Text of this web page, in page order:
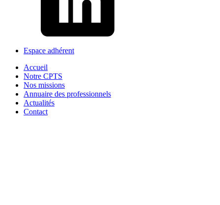
Espace adhérent
Accueil
Notre CPTS
Nos missions
Annuaire des professionnels
Actualités
Contact